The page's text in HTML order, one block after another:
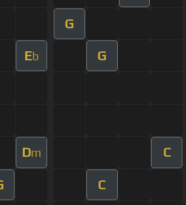
G
Eb G
Dm C
C